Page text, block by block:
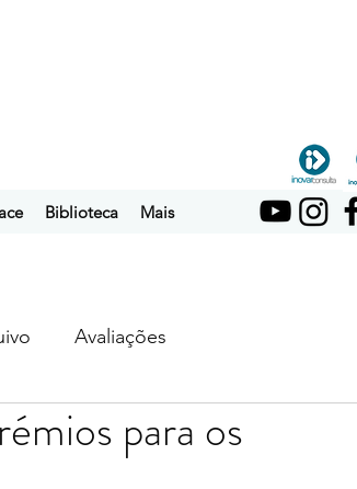
Biblioteca Mais
Avaliações
para os